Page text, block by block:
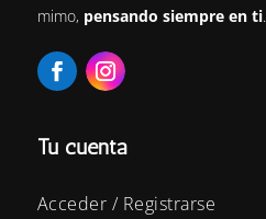
mimo, pensando siempre en ti.
Tu cuenta
Acceder / Registrarse